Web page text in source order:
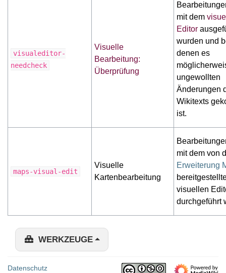
visualeditor-
needcheck
Visuelle
Bearbeitung:
Überprüfung
mit dem
Editor
wurden und
denen es
ungewollten
Änderungen
Wikitexts
ist.
maps-visual-edit
Visuelle
Kartenbearbeitung
mit dem von
Erweiterung
visuellen
durchgeführt
WERKZEUGE
Datenschutz